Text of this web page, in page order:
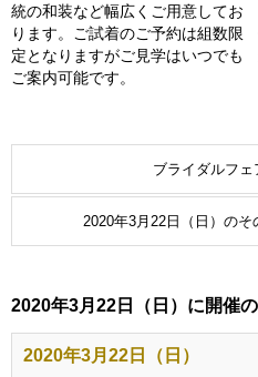
統の和装など幅広くご用意してお
ります。ご試着のご予約は組数限
定となりますがご見学はいつでも
ご案内可能です。
ブライダルフェ
2020年3月22日（日）の
2020年3月22日（日）に開催
2020年3月22日（日）